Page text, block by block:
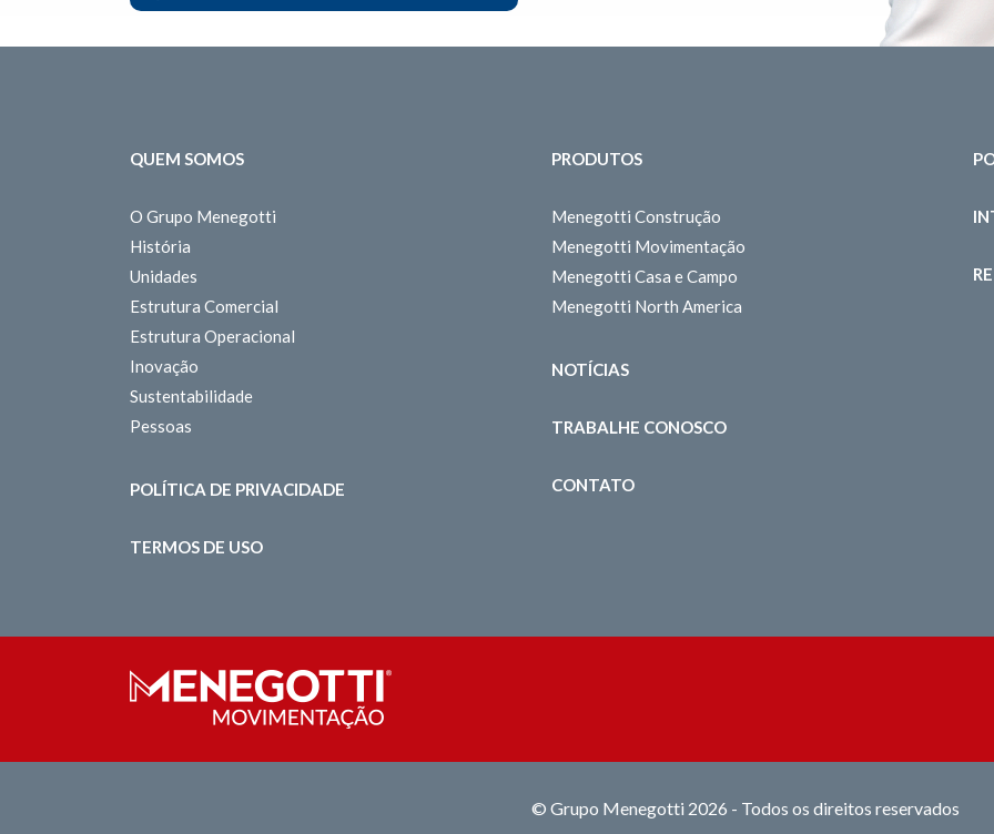
QUEM SOMOS
O Grupo Menegotti
História
Unidades
Estrutura Comercial
Estrutura Operacional
Inovação
Sustentabilidade
Pessoas
POLÍTICA DE PRIVACIDADE
TERMOS DE USO
PRODUTOS
Menegotti Construção
Menegotti Movimentação
Menegotti Casa e Campo
Menegotti North America
NOTÍCIAS
TRABALHE CONOSCO
CONTATO
© Grupo Menegotti 2026 - Todos os direitos reservados